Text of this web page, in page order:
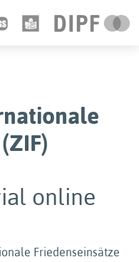
online
Friedenseinsätze